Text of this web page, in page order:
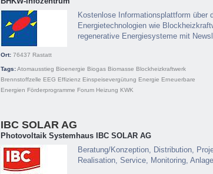
Kostenlose Informationsplattform über
Energietechnologien wie
regenerative Energiesysteme mit
Ort: 76437 Rastatt
Tags:Atomausstieg Bioenergie Biogas Biomasse Blockheizkraftwerk
Brennstoffzelle EEG Effizienz Einspeisevergütung Energie Erneuerbare
Energien Förderprogramme Forum Heizung KWK
IBC SOLAR AG
Photovoltaik Systemhaus IBC SOLAR AG
Beratung/Konzeption, Distribution,
Realisation, Service, Monitoring,